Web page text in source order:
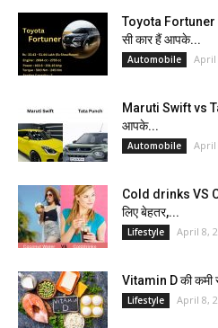
Toyota
सी कार हैं आपके...
Automobile April
Maruti Swift vs
आपके...
Automobile April
Cold drinks VS
लिए बेहतर,...
Lifestyle April 8,
Vitamin D की कमी से
Lifestyle April 8,